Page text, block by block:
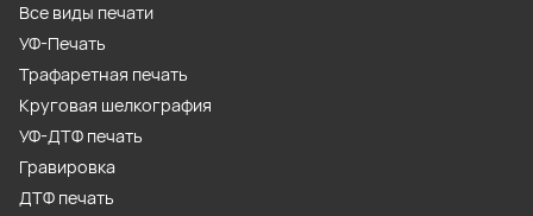
Все виды печати
УФ-Печать
Трафаретная печать
Круговая шелкография
УФ-ДТФ печать
Гравировка
ДТФ печать